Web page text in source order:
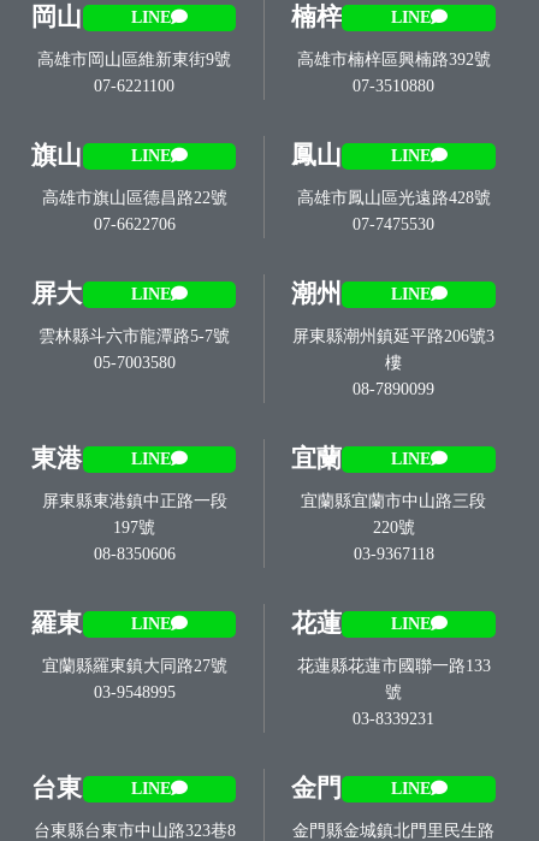
岡山 LINE
高雄市岡山區維新東街9號
07-6221100
楠梓 LINE
高雄市楠梓區興楠路392號
07-3510880
旗山 LINE
高雄市旗山區德昌路22號
07-6622706
鳳山 LINE
高雄市鳳山區光遠路428號
07-7475530
屏大 LINE
雲林縣斗六市龍潭路5-7號
05-7003580
潮州 LINE
屏東縣潮州鎮延平路206號3
樓
08-7890099
東港 LINE
屏東縣東港鎮中正路一段
197號
08-8350606
宜蘭 LINE
宜蘭縣宜蘭市中山路三段
220號
03-9367118
羅東 LINE
宜蘭縣羅東鎮大同路27號
03-9548995
花蓮 LINE
花蓮縣花蓮市國聯一路133
號
03-8339231
台東 LINE
台東縣台東市中山路323巷8
金門 LINE
金門縣金城鎮北門里民生路